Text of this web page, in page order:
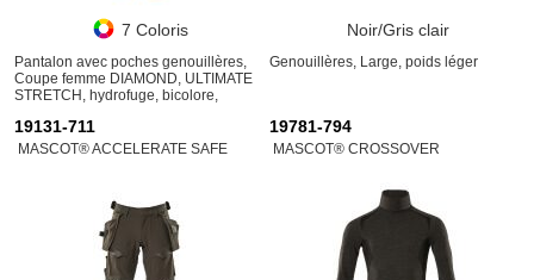
7 Coloris
Pantalon avec poches genouillères,
Coupe femme DIAMOND, ULTIMATE
STRETCH, hydrofuge, bicolore,
Noir/Gris clair
Genouillères, Large, poids léger
19131-711
MASCOT® ACCELERATE SAFE
19781-794
MASCOT® CROSSOVER